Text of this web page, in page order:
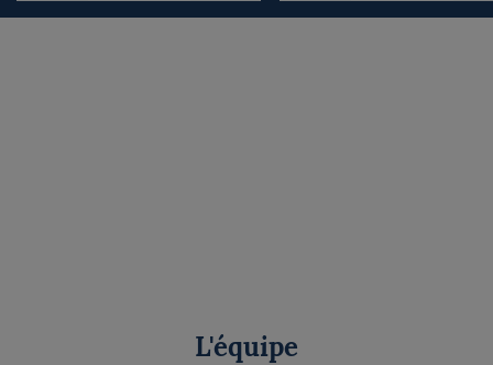
L'équipe